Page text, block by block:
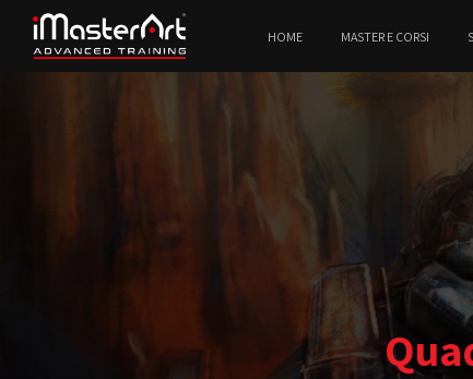
HOME MASTER E CORSI